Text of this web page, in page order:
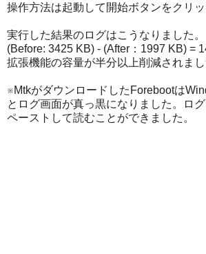
操作方法は起動して開始ボタンをクリッ
実行した結果のログはこうなりました。
(Before: 3425 KB) - (After：1997 KB) =
拡張機能の容量が半分以上削減されまし
※MtkがダウンロードしたForebootは
とログ画面が真っ黒になりました。ロ
ペーストして読むことができました。